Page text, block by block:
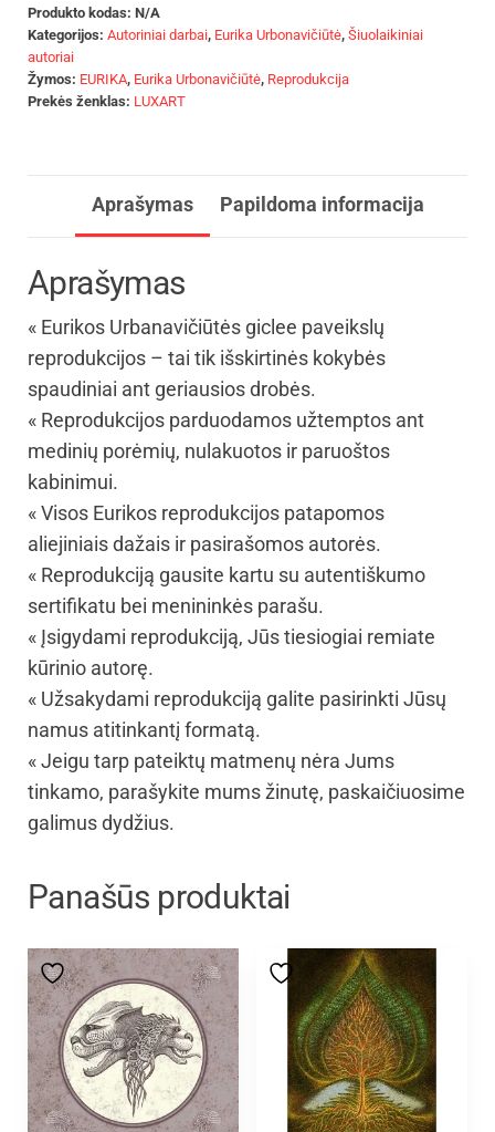
Produkto kodas: N/A
Kategorijos: Autoriniai darbai, Eurika Urbonavičiūtė, Šiuolaikiniai
autoriai
Žymos: EURIKA, Eurika Urbonavičiūtė, Reprodukcija
Prekės ženklas: LUXART
Aprašymas Papildoma informacija
Aprašymas
« Eurikos Urbanavičiūtės giclee paveikslų
reprodukcijos – tai tik išskirtinės kokybės
spaudiniai ant geriausios drobės.
« Reprodukcijos parduodamos užtemptos ant
medinių porėmių, nulakuotos ir paruoštos
kabinimui.
« Visos Eurikos reprodukcijos patapomos
aliejiniais dažais ir pasirašomos autorės.
« Reprodukciją gausite kartu su autentiškumo
sertifikatu bei menininkės parašu.
« Įsigydami reprodukciją, Jūs tiesiogiai remiate
kūrinio autorę.
« Užsakydami reprodukciją galite pasirinkti Jūsų
namus atitinkantį formatą.
« Jeigu tarp pateiktų matmenų nėra Jums
tinkamo, parašykite mums žinutę, paskaičiuosime
galimus dydžius.
Panašūs produktai